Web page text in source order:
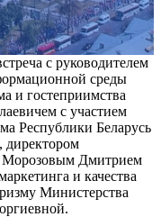
с руководителем
среды
и гостеприимства
с участием
Республики Беларусь
директором
Морозовым Дмитрием
и качества
Министерства